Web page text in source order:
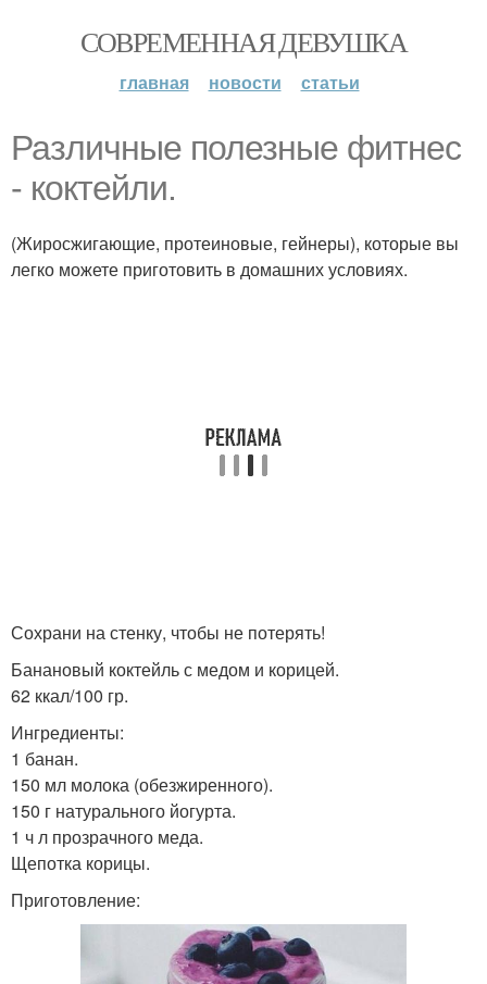
СОВРЕМЕННАЯ ДЕВУШКА
главная новости статьи
Различные полезные фитнес
- коктейли.
(Жиросжигающие, протеиновые, гейнеры), которые вы
легко можете приготовить в домашних условиях.
Сохрани на стенку, чтобы не потерять!
Банановый коктейль с медом и корицей.
62 ккал/100 гр.
Ингредиенты:
1 банан.
150 мл молока (обезжиренного).
150 г натурального йогурта.
1 ч л прозрачного меда.
Щепотка корицы.
Приготовление: